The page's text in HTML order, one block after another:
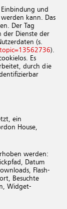
und
kann. Das
Der Tag
der Dienste der
(s.
).
Es
durch die
ein
House,
werden:
Datum
Flash-
Besuchte
Widget-